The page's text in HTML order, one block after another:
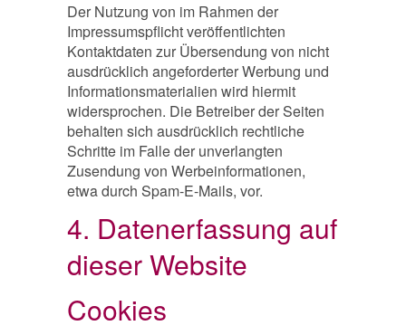
Der Nutzung von im Rahmen der
Impressumspflicht veröffentlichten
Kontaktdaten zur Übersendung von nicht
ausdrücklich angeforderter Werbung und
Informationsmaterialien wird hiermit
widersprochen. Die Betreiber der Seiten
behalten sich ausdrücklich rechtliche
Schritte im Falle der unverlangten
Zusendung von Werbeinformationen,
etwa durch Spam-E-Mails, vor.
4. Datenerfassung auf
dieser Website
Cookies